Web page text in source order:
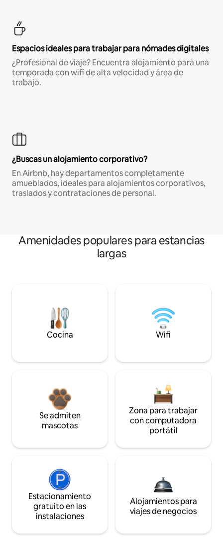
Espacios ideales para trabajar para nómades digitales
¿Profesional de viaje? Encuentra alojamiento para una
temporada con wifi de alta velocidad y área de
trabajo.
¿Buscas un alojamiento corporativo?
En Airbnb, hay departamentos completamente
amueblados, ideales para alojamientos corporativos,
traslados y contrataciones de personal.
Amenidades populares para estancias
largas
Cocina Wifi
Se admiten
mascotas
Zona para trabajar
con computadora
portátil
Estacionamiento
gratuito en las
instalaciones
Alojamientos para
viajes de negocios